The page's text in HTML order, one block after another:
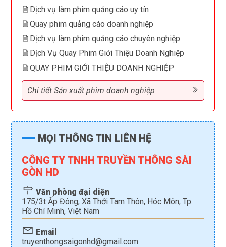
Dịch vụ làm phim quảng cáo uy tín
Quay phim quảng cáo doanh nghiệp
Dịch vụ làm phim quảng cáo chuyên nghiệp
Dịch Vụ Quay Phim Giới Thiệu Doanh Nghiệp
QUAY PHIM GIỚI THIỆU DOANH NGHIỆP
Chi tiết Sản xuất phim doanh nghiệp
MỌI THÔNG TIN LIÊN HỆ
CÔNG TY TNHH TRUYỀN THÔNG SÀI
GÒN HD
Văn phòng đại diện
175/3t Ấp Đông, Xã Thới Tam Thôn, Hóc Môn, Tp.
Hồ Chí Minh, Việt Nam
Email
truyenthongsaigonhd@gmail.com